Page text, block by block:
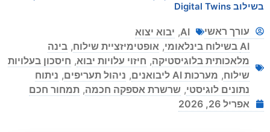
בשילוב Digital Twins
עורך ראשי AI
, יבוא יצוא
AI בשילוח בינלאומי
, אופטימיזציית שילוח, בינה
מלאכותית בלוגיסטיקה, חיזוי עלויות יבוא, חיסכון בעלויות
שילוח, מערכות AI ליבואנים , ניהול תעריפים, ניתוח
נתונים לוגיסטי, שרשרת אספקה חכמה, תמחור חכם
אפריל 26, 2026